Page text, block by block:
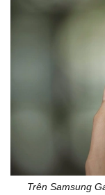
Trên Samsung